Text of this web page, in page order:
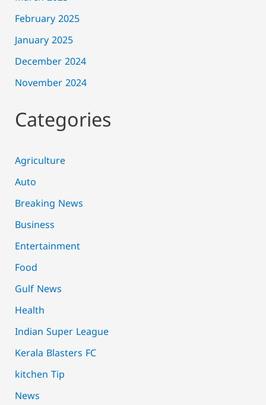
February 2025
January 2025
December 2024
November 2024
Categories
Agriculture
Auto
Breaking News
Business
Entertainment
Food
Gulf News
Health
Indian Super League
Kerala Blasters FC
kitchen Tip
News